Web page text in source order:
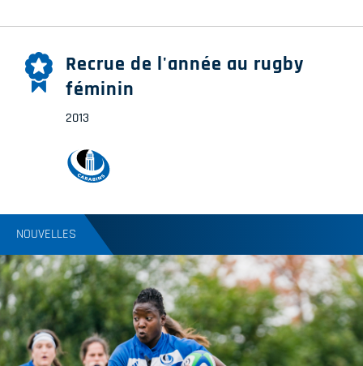
Recrue de l'année au rugby
féminin
2013
NOUVELLES